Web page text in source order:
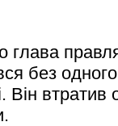
без одного
втратив